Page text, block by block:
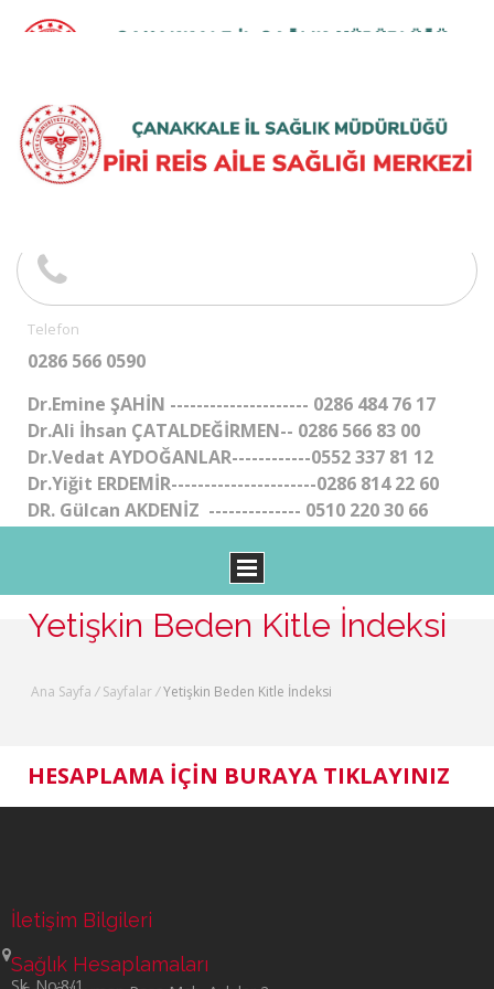
Telefon
0286 566 0590
Dr.Emine ŞAHİN --------------------- 0286 484 76 17
Dr.Ali İhsan ÇATALDEĞİRMEN-- 0286 566 83 00
Dr.Vedat AYDOĞANLAR------------0552 337 81 12
Dr.Yiğit ERDEMİR----------------------0286 814 22 60
DR. Gülcan AKDENİZ -------------- 0510 220 30 66
Yetişkin Beden Kitle İndeksi
Ana Sayfa / Sayfalar/Yetişkin Beden Kitle İndeksi
HESAPLAMA İÇİN BURAYA TIKLAYINIZ
İletişim Bilgileri
Sağlık Hesaplamaları
Sk. No:8/1